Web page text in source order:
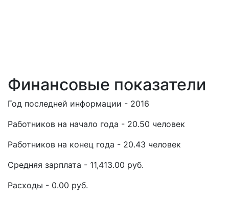
Финансовые показатели
Год последней информации - 2016
Работников на начало года - 20.50 человек
Работников на конец года - 20.43 человек
Средняя зарплата - 11,413.00 руб.
Расходы - 0.00 руб.